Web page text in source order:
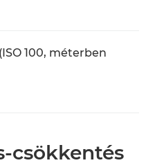
100, méterben
csökkentés